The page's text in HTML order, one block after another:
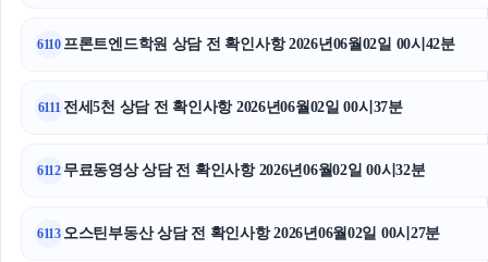
6110 프론트엔드학원 상담 전 확인사항 2026년06월02일 00시42분
6111 전세5천 상담 전 확인사항 2026년06월02일 00시37분
6112 무료동영상 상담 전 확인사항 2026년06월02일 00시32분
6113 오스틴부동산 상담 전 확인사항 2026년06월02일 00시27분